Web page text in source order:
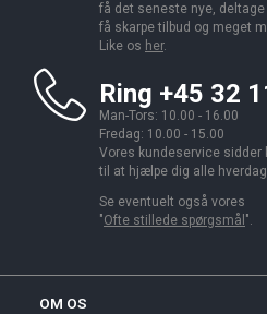
få det seneste nye, deltage
få skarpe tilbud og meget
Like os her.
Ring +45 32
Man-Tors: 10.00 - 16.00
Fredag: 10.00 - 15.00
Vores kundeservice sidder
til at hjælpe dig alle
Se eventuelt også vores
"Ofte stillede spørgsmål ".
OM OS